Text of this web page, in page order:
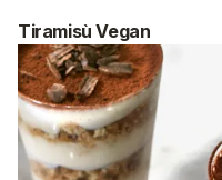
Tiramisù Vegan